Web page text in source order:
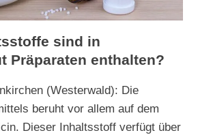
sind in
Präparaten enthalten?
(Westerwald): Die
beruht vor allem auf dem
Dieser Inhaltsstoff verfügt über